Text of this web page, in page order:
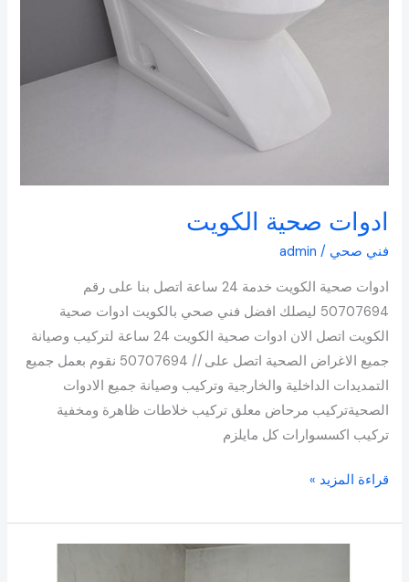
ادوات صحية الكويت
فني صحي /
admin
ادوات صحية الكويت خدمة 24 ساعة اتصل بنا على رقم
50707694 ليصلك افضل فني صحي بالكويت ادوات صحية
الكويت اتصل الان ادوات صحية الكويت 24 ساعة لتركيب وصيانة
جميع الاغراض الصحية اتصل على // 50707694 نقوم بعمل جميع
التمديدات الداخلية والخارجية وتركيب وصيانة جميع الادوات
الصحيةتركيب مرحاض معلق تركيب خلاطات ظاهرة ومخفية
تركيب اكسسوارات كل مايلزم
قراءة المزيد »